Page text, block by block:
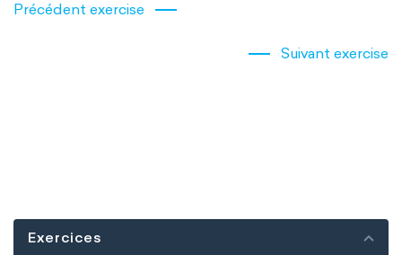
Précédent exercise
Suivant exercise
Exercices